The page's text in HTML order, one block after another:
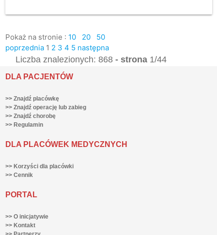
Pokaż na stronie : 10 20
50
poprzednia 1 2 3 4 5 następna
Liczba znalezionych: 868- strona 1/44
DLA PACJENTÓW
>> Znajdź placówkę
>> Znajdź operację lub zabieg
>> Znajdź chorobę
>> Regulamin
DLA PLACÓWEK MEDYCZNYCH
>> Korzyści dla placówki
>> Cennik
PORTAL
>> O inicjatywie
>> Kontakt